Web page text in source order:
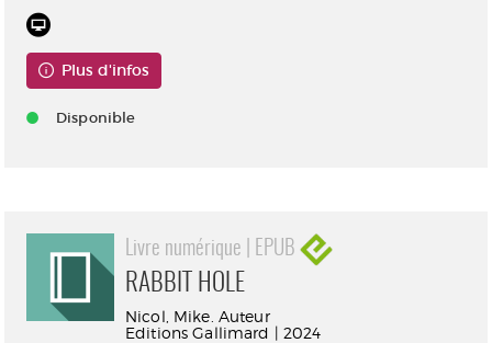
Plus d'infos
Disponible
Livre numérique | EPUB
RABBIT HOLE
Nicol, Mike. Auteur
Editions Gallimard | 2024